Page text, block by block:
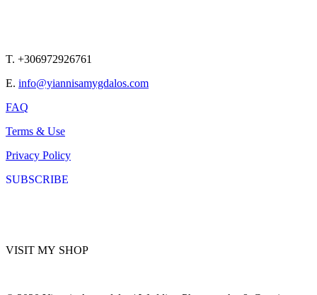
VISIT MY SHOP
T. +306972926761
E. info@yiannisamygdalos.com
FAQ
Terms & Use
Privacy Policy
SUBSCRIBE